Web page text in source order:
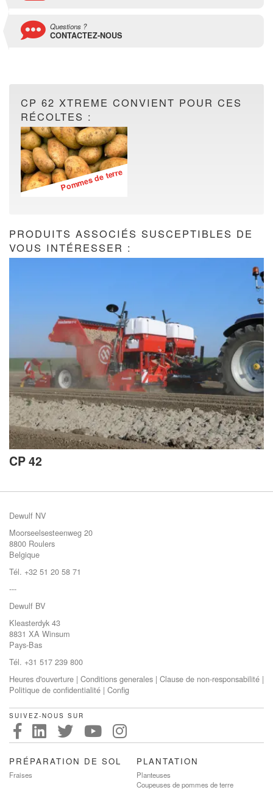
Questions ?
CONTACTEZ-NOUS
CP 62 XTREME CONVIENT POUR CES
RÉCOLTES :
Pommes de terre
PRODUITS ASSOCIÉS SUSCEPTIBLES DE
VOUS INTÉRESSER :
CP 42
Dewulf NV
Moorseelsesteenweg 20
8800 Roulers
Belgique
Tél. +32 51 20 58 71
---
Dewulf BV
Kleasterdyk 43
8831 XA Winsum
Pays-Bas
Tél. +31 517 239 800
Heures d'ouverture | Conditions generales | Clause de non-responsabilité |
Politique de confidentialité | Config
SUIVEZ-NOUS SUR
PRÉPARATION DE SOL
Fraises
PLANTATION
Planteuses
Coupeuses de pommes de terre